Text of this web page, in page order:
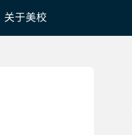
关于美校